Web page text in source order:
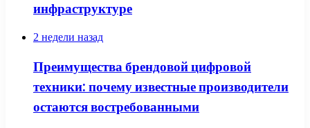
инфраструктуре
2 недели назад
Преимущества брендовой цифровой
техники: почему известные производители
остаются востребованными